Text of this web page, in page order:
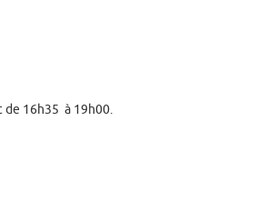
de 16h35 à 19h00.